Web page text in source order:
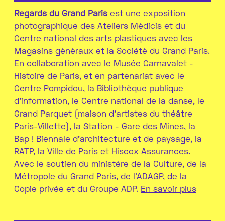
Regards du Grand Paris est une exposition
photographique des Ateliers Médicis et du
Centre national des arts plastiques avec les
Magasins généraux et la Société du Grand Paris.
En collaboration avec le Musée Carnavalet -
Histoire de Paris, et en partenariat avec le
Centre Pompidou, la Bibliothèque publique
d’information, le Centre national de la danse, le
Grand Parquet (maison d’artistes du théâtre
Paris-Villette), la Station - Gare des Mines, la
Bap ! Biennale d’architecture et de paysage, la
RATP, la Ville de Paris et Hiscox Assurances.
Avec le soutien du ministère de la Culture, de la
Métropole du Grand Paris, de l’ADAGP, de la
Copie privée et du Groupe ADP. En savoir plus